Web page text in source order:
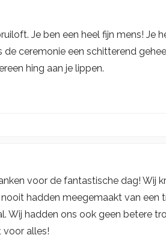
Je ben een heel fijn mens! Je
ceremonie een schitterend
hing aan je lippen.
voor de fantastische dag! Wij
hadden meegemaakt van een
Wij hadden ons ook geen betere
voor alles!